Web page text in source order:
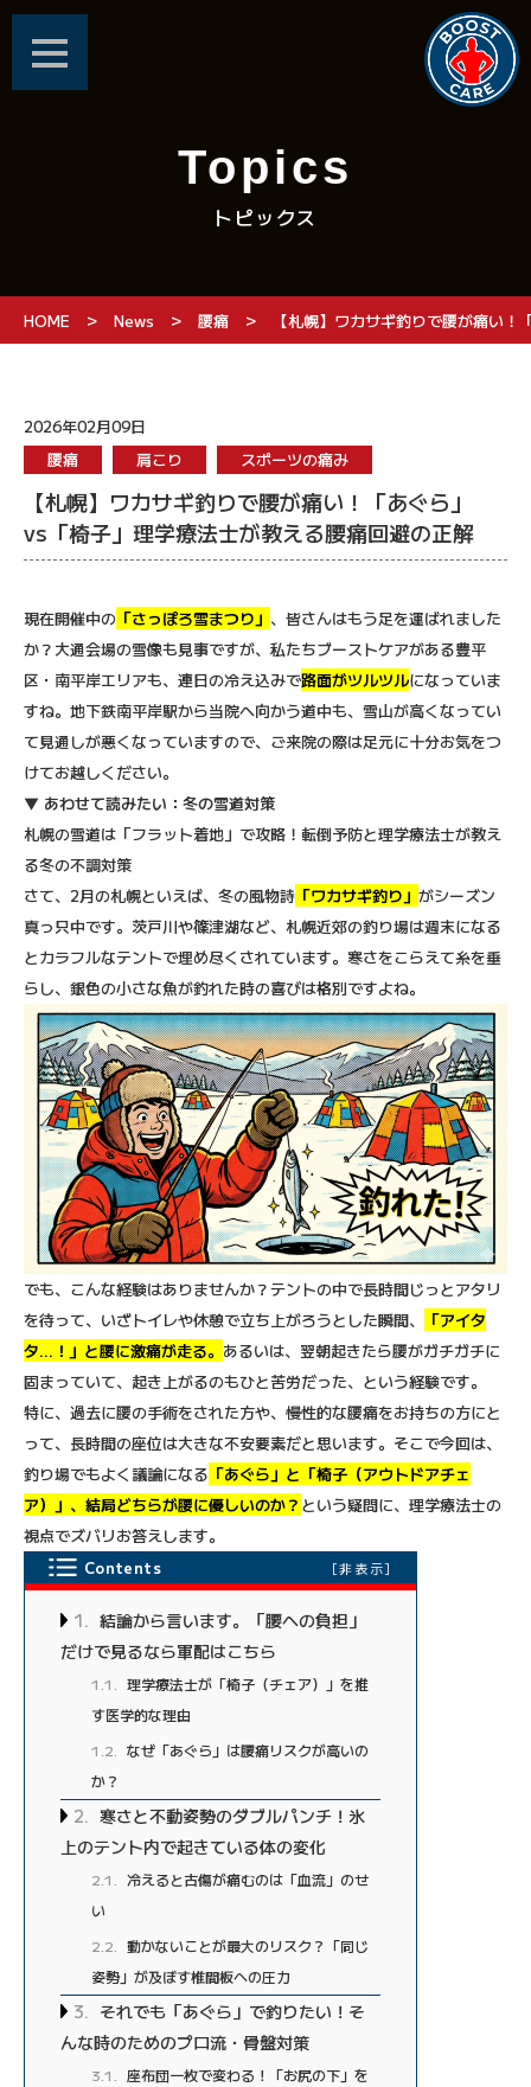
Topics
トピックス
HOME > News > 腰痛 > 【札幌】ワカサギ釣りで腰が痛い
2026年02月09日
腰痛
肩こり スポーツの痛み
【札幌】ワカサギ釣りで腰が痛い！「あぐら」
vs「椅子」理学療法士が教える腰痛回避の正解
現在開催中の 「さっぽろ雪まつり」 、皆さんはもう足を運ばれました
か？大通会場の雪像も見事ですが、私たちブーストケアがある豊平
区・南平岸エリアも、連日の冷え込みで路面がツルツルになっていま
すね。地下鉄南平岸駅から当院へ向かう道中も、雪山が高くなってい
て見通しが悪くなっていますので、ご来院の際は足元に十分お気をつ
けてお越しください。
▼ あわせて読みたい：冬の雪道対策
札幌の雪道は「フラット着地」で攻略！転倒予防と理学療法士が教え
る冬の不調対策
さて、2月の札幌といえば、冬の風物詩 「ワカサギ釣り」 がシーズン
真っ只中です。茨戸川や篠津湖など、札幌近郊の釣り場は週末になる
とカラフルなテントで埋め尽くされています。寒さをこらえて糸を垂
らし、銀色の小さな魚が釣れた時の喜びは格別ですよね。
でも、こんな経験はありませんか？テントの中で長時間じっとアタリ
を待って、いざトイレや休憩で立ち上がろうとした瞬間、
「アイタ
タ…！」と腰に激痛が走る。 あるいは、翌朝起きたら腰がガチガチに
固まっていて、起き上がるのもひと苦労だった、という経験です。
特に、過去に腰の手術をされた方や、慢性的な腰痛をお持ちの方にと
って、長時間の座位は大きな不安要素だと思います。そこで今回は、
釣り場でもよく議論になる 「あぐら」と「椅子（アウトドアチェ
ア）」、結局どちらが腰に優しいのか？ という疑問に、理学療法士の
視点でズバリお答えします。
Contents [非表示]
1
結論から言います。「腰への負担」
だけで見るなら軍配はこちら
1.1
理学療法士が「椅子（チェア）」を推
す医学的な理由
1.2
なぜ「あぐら」は腰痛リスクが高いの
か？
2
寒さと不動姿勢のダブルパンチ！氷
上のテント内で起きている体の変化
2.1
冷えると古傷が痛むのは「血流」のせ
い
2.2
動かないことが最大のリスク？「同じ
姿勢」が及ぼす椎間板への圧力
3
それでも「あぐら」で釣りたい！そ
んな時のためのプロ流・骨盤対策
3.1
座布団一枚で変わる！「お尻の下」を